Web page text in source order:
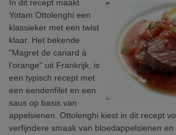
In dit recept maakt
Yotam Ottolenghi een
klassieker met een twist
klaar. Het bekende
"Magret de canard à
l'orange" uit Frankrijk, is
een typisch recept met
een eendenfilet en een
saus op basis van
appelsienen. Ottolenghi kiest in dit recept
verfijndere smaak van bloedappelsienen en